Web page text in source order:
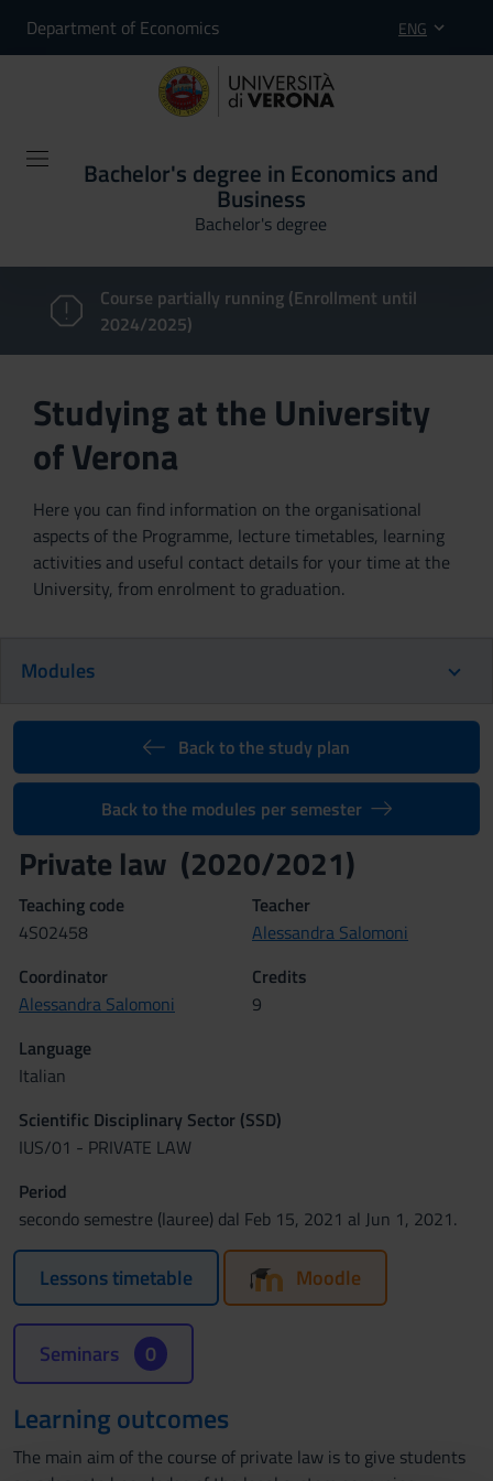
Department of Economics ENG
Bachelor's degree in Economics and
Business
Bachelor's degree
Course partially running (Enrollment until
2024/2025)
Studying at the University
of Verona
Here you can find information on the organisational
aspects of the Programme, lecture timetables, learning
activities and useful contact details for your time at the
University, from enrolment to graduation.
Modules
Back to the study plan
Back to the modules per semester
Private law (2020/2021)
Teaching code
4S02458
Teacher
Alessandra Salomoni
Coordinator
Alessandra Salomoni
Credits
9
Language
Italian
Scientific Disciplinary Sector (SSD)
IUS/01 - PRIVATE LAW
Period
secondo semestre (lauree) dal Feb 15, 2021 al Jun 1, 2021.
Lessons timetable Moodle
Seminars 0
Learning outcomes
The main aim of the course of private law is to give students